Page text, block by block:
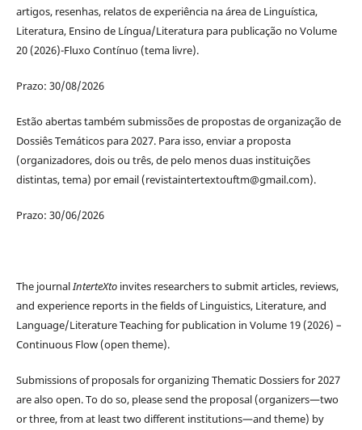
artigos, resenhas, relatos de experiência na área de Linguística,
Literatura, Ensino de Língua/Literatura para publicação no Volume
20 (2026)-Fluxo Contínuo (tema livre).
Prazo: 30/08/2026
Estão abertas também submissões de propostas de organização de
Dossiês Temáticos para 2027. Para isso, enviar a proposta
(organizadores, dois ou três, de pelo menos duas instituições
distintas, tema) por email (revistaintertextouftm@gmail.com).
Prazo: 30/06/2026
The journalInterteXtoinvites researchers to submit articles, reviews,
and experience reports in the fields of Linguistics, Literature, and
Language/Literature Teaching for publication in Volume 19 (2026) –
Continuous Flow (open theme).
Submissions of proposals for organizing Thematic Dossiers for 2027
are also open. To do so, please send the proposal (organizers—two
or three, from at least two different institutions—and theme) by